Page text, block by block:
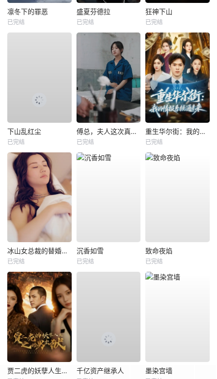
凛冬下的罪恶
已完结
盛夏芬德拉
已完结
狂神下山
已完结
下山乱红尘
已完结
傅总，夫人这次真的死了
已完结
重生华尔街：我的情报系统通未来
已完结
冰山女总裁的替婚兵王
已完结
沉香如雪
已完结
致命夜焰
已完结
贾二虎的妖孽人生之皓男出狱 千亿资产继承人 墨染宫墙